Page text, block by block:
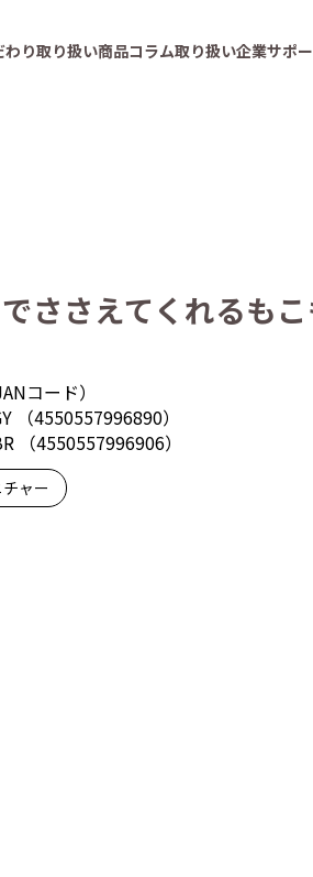
り取り扱い商品コラム取り扱い企業サポ
ささえてくれるも
コード）
（4550557996890）
（4550557996906）
ャー